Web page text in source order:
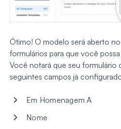
Ótimo! O modelo será aberto
formulários para que você
Você notará que seu formulário
seguintes campos já
Em Homenagem A
Nome